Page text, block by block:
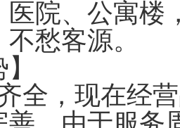
医院、公寓楼
愁客源。
全， 现在经